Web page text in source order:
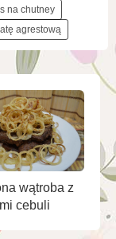
na chutney
agrestową
wątroba z
cebuli